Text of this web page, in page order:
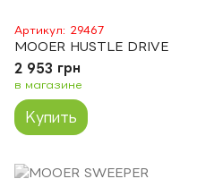
Артикул: 29467
MOOER HUSTLE DRIVE
2 953 грн
в магазине
Купить